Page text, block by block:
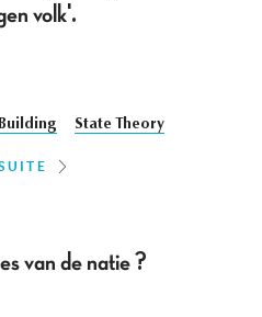
volk'.
State Theory
van de natie ?